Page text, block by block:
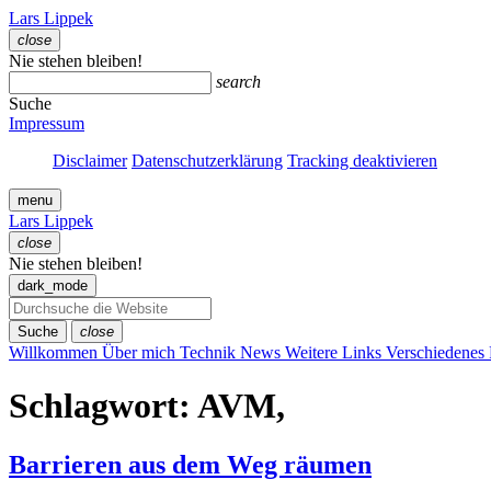
Zum
Inhalt
springen
Lars Lippek
close
Menü
schließen
Nie stehen bleiben!
search
Suche
Impressum
Disclaimer Datenschutzerklärung Tracking deaktivieren
menu
Lars Lippek
close
Menü
schließen
Nie stehen bleiben!
dark_mode
Suche close
Willkommen Über mich Technik News Weitere Links Verschiedenes
Schlagwort: AVM,
Barrieren aus dem Weg räumen